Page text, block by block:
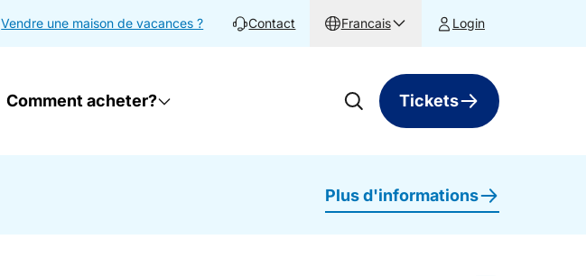
Vendre une maison de vacances ? Contact Francais Login
Comment acheter? Tickets
Plus d'informations